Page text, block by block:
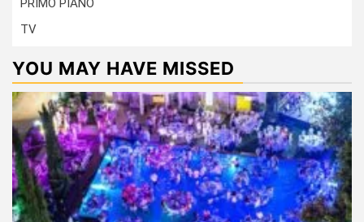
PRIMO PIANO
TV
YOU MAY HAVE MISSED